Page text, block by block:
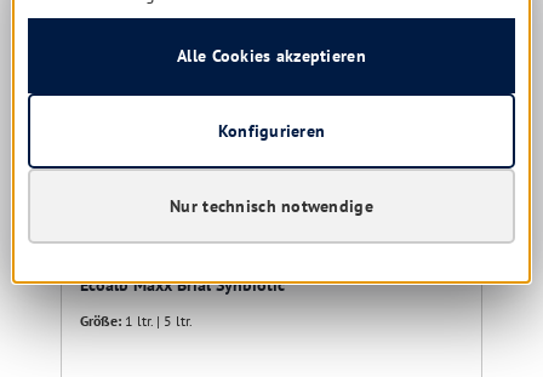
Ecoalb Maxx Brial Synbiotic
Größe: 1 ltr. | 5 ltr.
Nur technisch notwendige
Konfigurieren
Alle Cookies akzeptieren